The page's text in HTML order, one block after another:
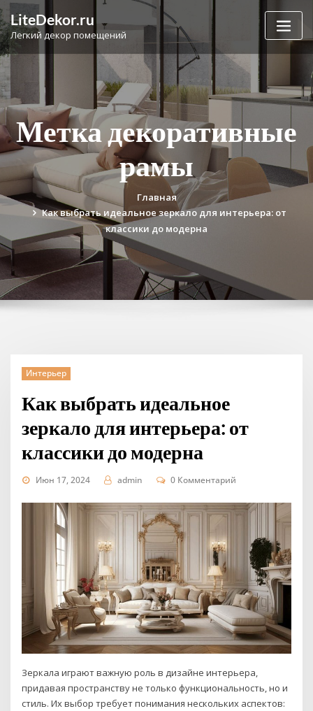
Перейти
к
содержимому
LiteDekor.ru
Легкий декор помещений
Метка декоративные
рамы
Главная
Как выбрать идеальное зеркало для интерьера: от
классики до модерна
Интерьер
Как выбрать идеальное
зеркало для интерьера: от
классики до модерна
Июн 17, 2024 admin 0 Комментарий
Зеркала играют важную роль в дизайне интерьера,
придавая пространству не только функциональность, но и
стиль. Их выбор требует понимания нескольких аспектов: